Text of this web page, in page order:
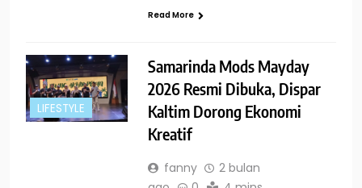
Read More
LIFESTYLE
Samarinda Mods Mayday
2026 Resmi Dibuka, Dispar
Kaltim Dorong Ekonomi
Kreatif
fanny
2 bulan